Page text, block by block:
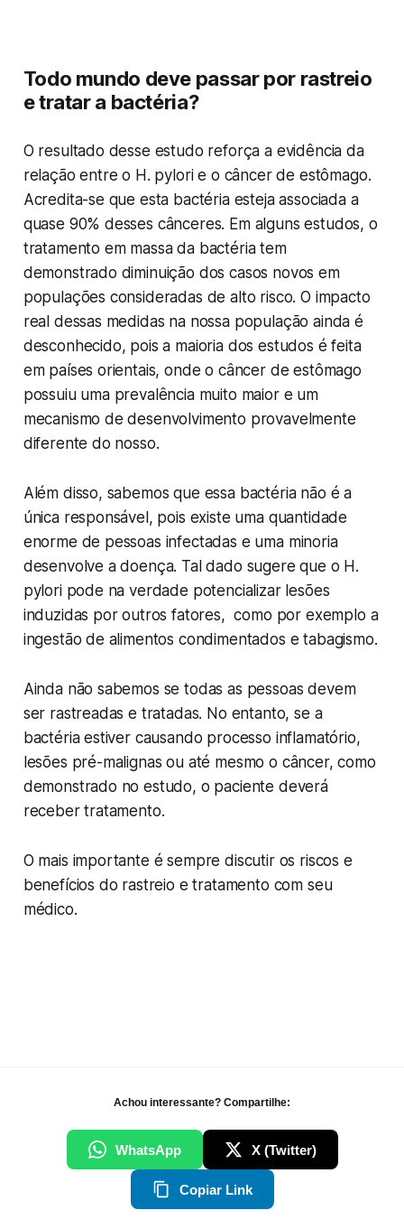
Todo mundo deve passar por rastreio
e tratar a bactéria?
O resultado desse estudo reforça a evidência da
relação entre o H. pylori e o câncer de estômago.
Acredita-se que esta bactéria esteja associada a
quase 90% desses cânceres. Em alguns estudos, o
tratamento em massa da bactéria tem
demonstrado diminuição dos casos novos em
populações consideradas de alto risco. O impacto
real dessas medidas na nossa população ainda é
desconhecido, pois a maioria dos estudos é feita
em países orientais, onde o câncer de estômago
possuiu uma prevalência muito maior e um
mecanismo de desenvolvimento provavelmente
diferente do nosso.
Além disso, sabemos que essa bactéria não é a
única responsável, pois existe uma quantidade
enorme de pessoas infectadas e uma minoria
desenvolve a doença. Tal dado sugere que o H.
pylori pode na verdade potencializar lesões
induzidas por outros fatores, como por exemplo a
ingestão de alimentos condimentados e tabagismo.
Ainda não sabemos se todas as pessoas devem
ser rastreadas e tratadas. No entanto, se a
bactéria estiver causando processo inflamatório,
lesões pré-malignas ou até mesmo o câncer, como
demonstrado no estudo, o paciente deverá
receber tratamento.
O mais importante é sempre discutir os riscos e
benefícios do rastreio e tratamento com seu
médico.
Achou interessante? Compartilhe:
WhatsApp X (Twitter)
Copiar Link